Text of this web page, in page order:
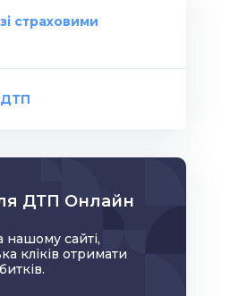
страховими
ДТП
ДТП Онлайн
нашому сайті,
кліків отримати